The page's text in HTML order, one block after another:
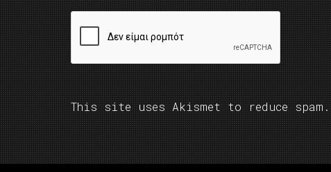
This site uses Akismet to reduce spam.